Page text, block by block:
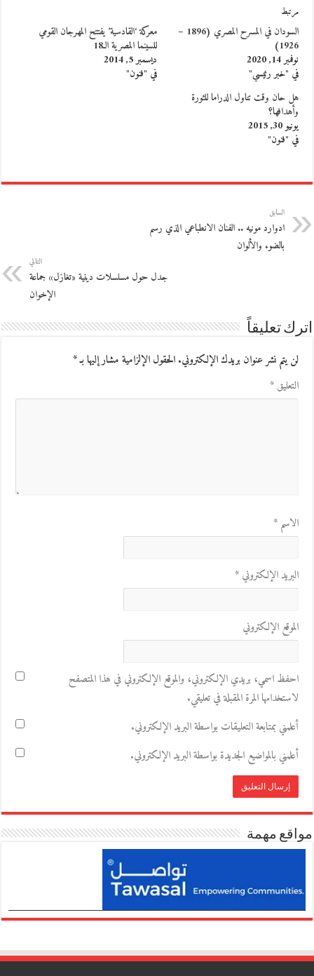
مرتبط
السودان في المسرح المصري (1896 –
1926)
نوفمبر 14, 2020
في "خبر رئيسي"
معركة ‘القادسية’ يفتتح المهرجان القومي
للسينما المصرية الـ18
ديسمبر 5, 2014
في "فنون"
هل حان وقت تناول الدراما للثورة
وأهدافها؟
يونيو 30, 2015
في "فنون"
السابق
ادوارد مونيه .. الفنان الانطباعي الذي رسم
بالضوء والألوان
التالي
جدل حول مسلسلات دينية «تغازل» جماعة
الإخوان
اترك تعليقاً
لن يتم نشر عنوان بريدك الإلكتروني.الحقول الإلزامية مشار إليها بـ*
التعليق*
الاسم*
البريد الإلكتروني*
الموقع الإلكتروني
احفظ اسمي، بريدي الإلكتروني، والموقع الإلكتروني في هذا المتصفح
لاستخدامها المرة المقبلة في تعليقي.
أعلمني بمتابعة التعليقات بواسطة البريد الإلكتروني.
أعلمني بالمواضيع الجديدة بواسطة البريد الإلكتروني.
مواقع مهمة